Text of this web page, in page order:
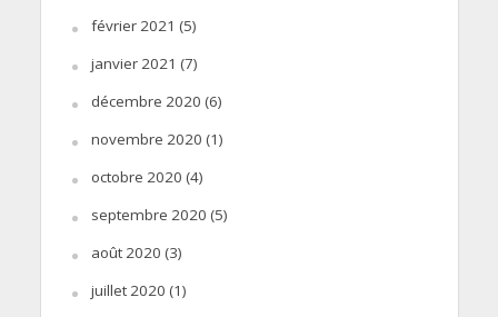
février 2021 (5)
janvier 2021 (7)
décembre 2020 (6)
novembre 2020 (1)
octobre 2020 (4)
septembre 2020 (5)
août 2020 (3)
juillet 2020 (1)